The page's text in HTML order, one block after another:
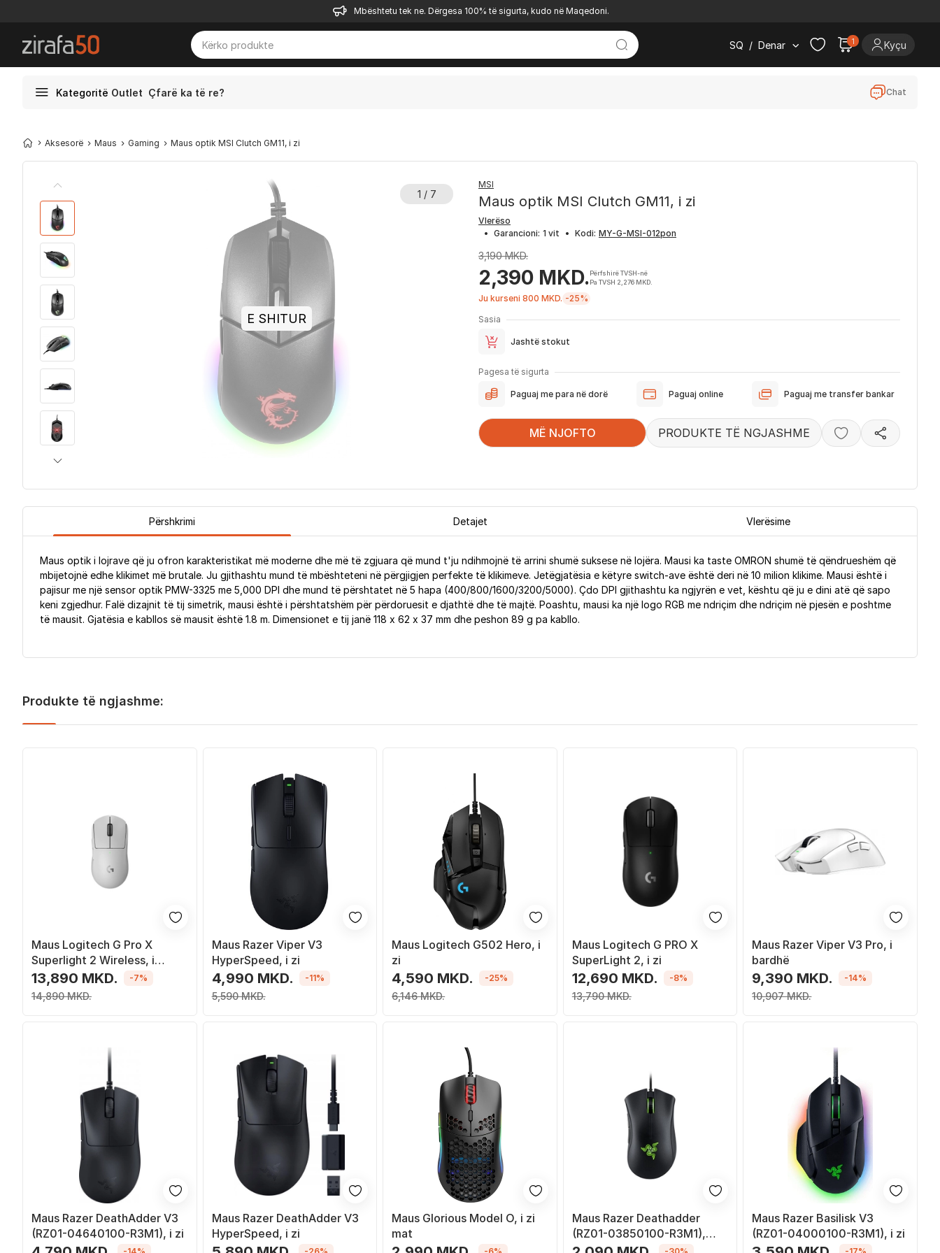
Mbështetu tek ne. Dërgesa 100% të sigurta, kudo në Maqedoni.
SQ / Denar 1 Kyçu
Kategoritë Outlet Çfarë ka të re? Chat
Aksesorë Maus Gaming Maus optik MSI Clutch GM11, i zi
1 / 7
E SHITUR
MSI
Maus optik MSI Clutch GM11, i zi
Vlerëso
• Garancioni: 1 vit • Kodi:
3,190 MKD.
2,390 MKD.Përfshirë TVSH-në
Pa TVSH 2,276 MKD.
Ju kurseni 800 MKD. -25%
Sasia
Jashtë stokut
Pagesa të sigurta
Paguaj me para në dorë Paguaj online Paguaj me transfer bankar
MË NJOFTO PRODUKTE TË NGJASHME
Përshkrimi Detajet Vlerësime
Maus optik i lojrave që ju ofron karakteristikat më moderne dhe më të zgjuara që mund t'ju ndihmojnë të arrini shumë suksese në lojëra. Mausi ka taste OMRON shumë të qëndrueshëm që
mbijetojnë edhe klikimet më brutale. Ju gjithashtu mund të mbështeteni në përgjigjen perfekte të klikimeve. Jetëgjatësia e këtyre switch-ave është deri në 10 milion klikime. Mausi është i
pajisur me një sensor optik PMW-3325 me 5,000 DPI dhe mund të përshtatet në 5 hapa (400/800/1600/3200/5000). Çdo DPI gjithashtu ka ngjyrën e vet, kështu që ju e dini atë që sapo
keni zgjedhur. Falë dizajnit të tij simetrik, mausi është i përshtatshëm për përdoruesit e djathtë dhe të majtë. Poashtu, mausi ka një logo RGB me ndriçim dhe ndriçim në pjesën e poshtme
të mausit. Gjatësia e kabllos së mausit është 1.8 m. Dimensionet e tij janë 118 x 62 x 37 mm dhe peshon 89 g pa kabllo.
Produkte të ngjashme:
Maus Logitech G Pro X
Superlight 2 Wireless, i
bardhë
13,890 MKD.
14,890 MKD.
-7%
Maus Razer Viper V3
HyperSpeed, i zi
4,990 MKD.
5,590 MKD.
-11%
Maus Logitech G502 Hero, i
zi
4,590 MKD.
6,146 MKD.
-25%
Maus Logitech G PRO X
SuperLight 2, i zi
12,690 MKD.
13,790 MKD.
-8%
Maus Razer Viper V3 Pro, i
bardhë
9,390 MKD.
10,907 MKD.
-14%
Maus Razer DeathAdder V3
(RZ01-04640100-R3M1), i zi
Maus Razer DeathAdder V3
HyperSpeed, i zi
Maus Glorious Model O, i zi
mat
Maus Razer Deathadder
(RZ01-03850100-R3M1),
6400DPI, 5 butona, i zi
Maus Razer Basilisk V3
(RZ01-04000100-R3M1), i zi